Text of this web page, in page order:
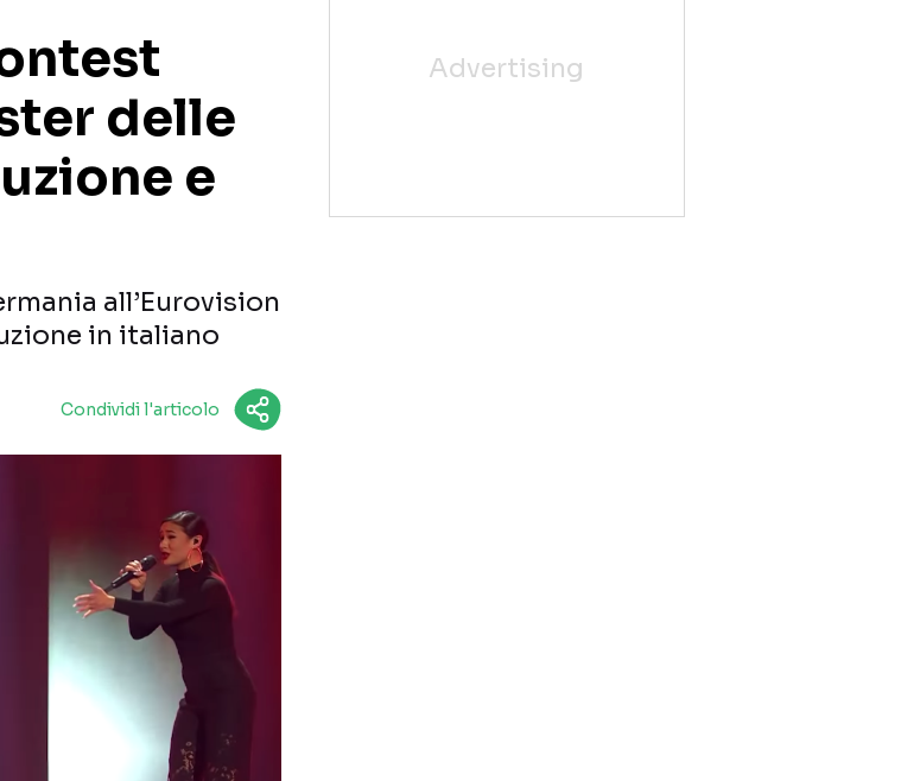
delle
e
all’Eurovision
in italiano
Condividi l'articolo